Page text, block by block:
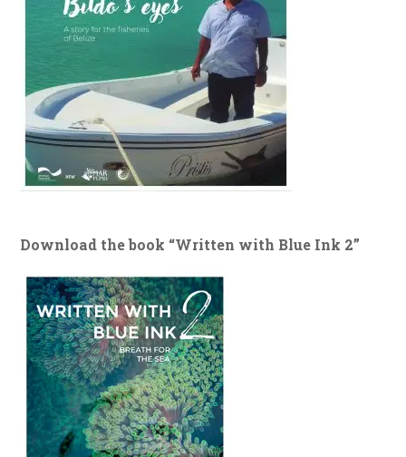
Download the book “Written with Blue Ink 2”